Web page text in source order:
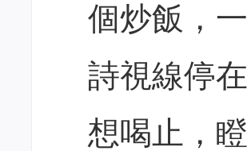
個炒飯，
詩視線停
想喝止，